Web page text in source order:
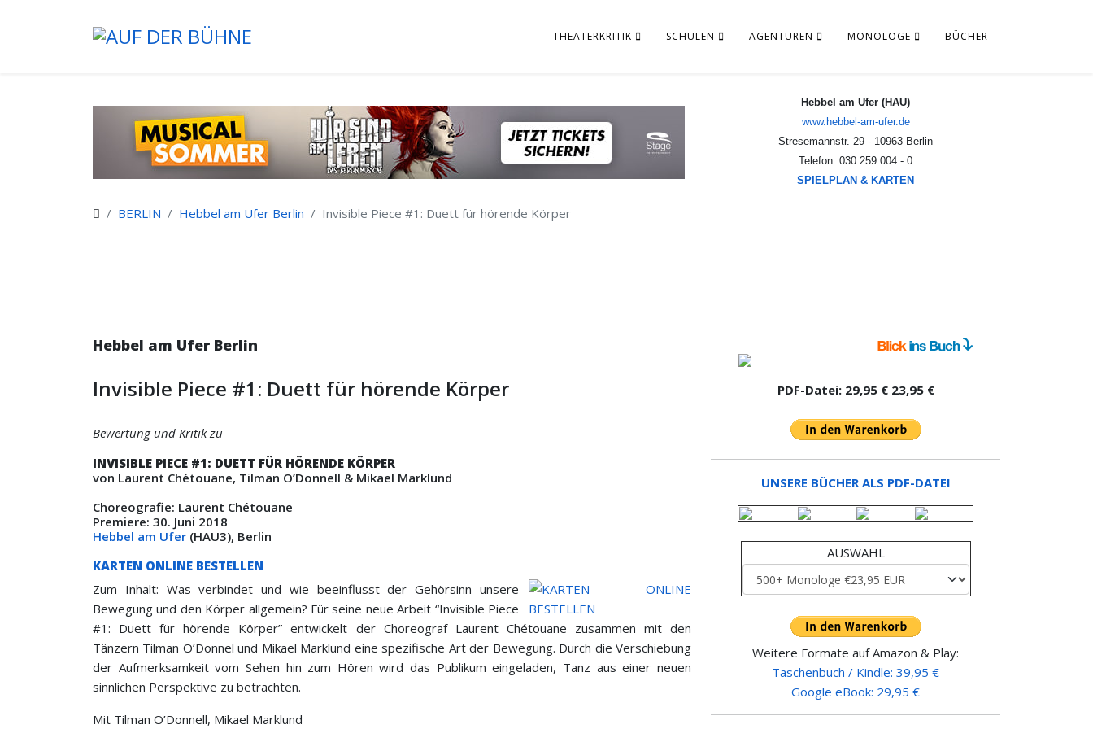
THEATERKRITIK SCHULEN AGENTUREN MONOLOGE BÜCHER
www.hebbel-am-ufer.de
Stresemannstr. 29 - 10963 Berlin
Telefon: 030 259 004 - 0
SPIELPLAN & KARTEN
BERLIN Hebbel am Ufer Berlin Invisible Piece #1: Duett für hörende Körper
Hebbel am Ufer Berlin
Invisible Piece #1: Duett für hörende Körper
Bewertung und Kritik zu
INVISIBLE PIECE #1: DUETT FÜR HÖRENDE KÖRPER
von Laurent Chétouane, Tilman O’Donnell & Mikael Marklund
Choreografie: Laurent Chétouane
Premiere: 30. Juni 2018
Hebbel am Ufer (HAU3), Berlin
KARTEN ONLINE BESTELLEN
Zum Inhalt: Was verbindet und wie beeinflusst der Gehörsinn unsere
Bewegung und den Körper allgemein? Für seine neue Arbeit “Invisible Piece
#1: Duett für hörende Körper” entwickelt der Choreograf Laurent Chétouane zusammen mit den
Tänzern Tilman O’Donnel und Mikael Marklund eine spezifische Art der Bewegung. Durch die Verschiebung
der Aufmerksamkeit vom Sehen hin zum Hören wird das Publikum eingeladen, Tanz aus einer neuen
sinnlichen Perspektive zu betrachten.
Mit Tilman O’Donnell, Mikael Marklund
PDF-Datei:29,95 €23,95 €
UNSERE BÜCHER ALS PDF-DATEI
AUSWAHL
Weitere Formate auf Amazon & Play:
Taschenbuch / Kindle: 39,95 €
Google eBook: 29,95 €